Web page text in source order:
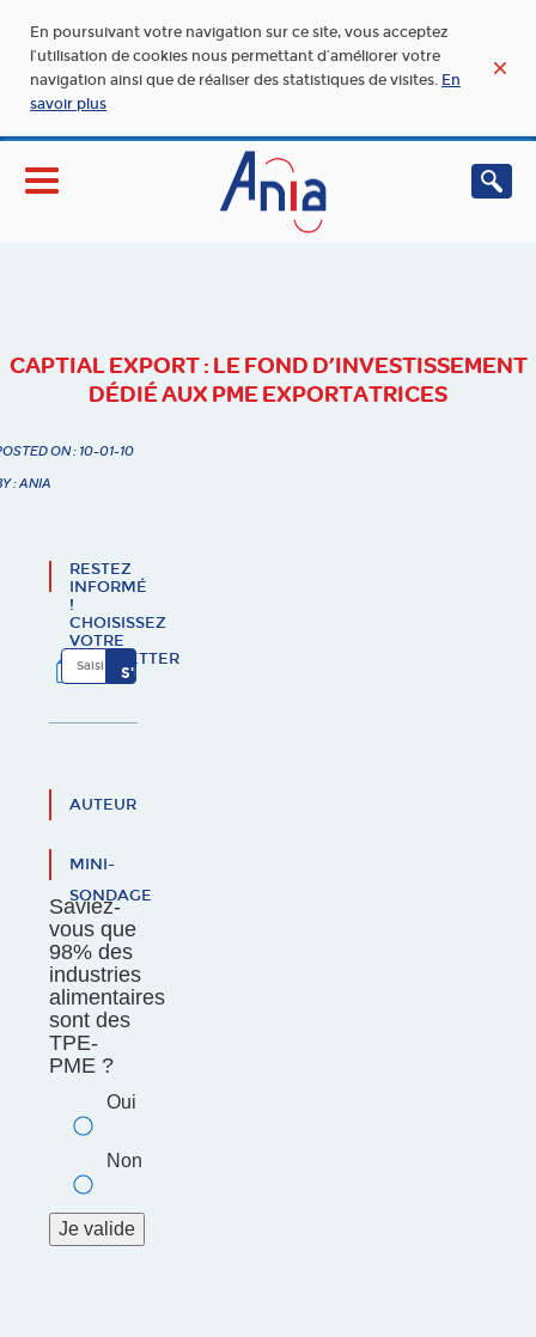
En poursuivant votre navigation sur ce site, vous acceptez
l’utilisation de cookies nous permettant d’améliorer votre
navigation ainsi que de réaliser des statistiques de visites. En
savoir plus
CAPTIAL EXPORT : LE FOND D’INVESTISSEMENT
DÉDIÉ AUX PME EXPORTATRICES
ON : 10-01-10
: ANIA
RESTEZ
INFORMÉ
!
CHOISISSEZ
VOTRE
NEWSLETTER
AUTEUR
MINI-
SONDAGE
Saviez-
vous que
98% des
industries
alimentaires
sont des
TPE-
PME ?
Oui
Non